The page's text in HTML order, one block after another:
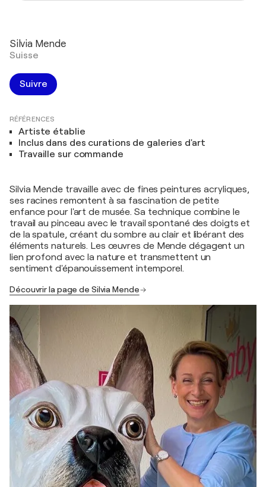
Silvia Mende
Suisse
Suivre
RÉFÉRENCES
Artiste établie
Inclus dans des curations de galeries d'art
Travaille sur commande
Silvia Mende travaille avec de fines peintures acryliques,
ses racines remontent à sa fascination de petite
enfance pour l'art de musée. Sa technique combine le
travail au pinceau avec le travail spontané des doigts et
de la spatule, créant du sombre au clair et libérant des
éléments naturels. Les œuvres de Mende dégagent un
lien profond avec la nature et transmettent un
sentiment d'épanouissement intemporel.
Découvrir la page de Silvia Mende